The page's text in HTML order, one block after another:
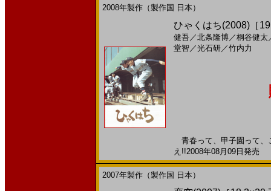
2008年製作（製作国 日本）
ひゃくはち(2008)［
健吾／北条隆博／桐谷健太
堂智／光石研／竹内力
青春って、甲子園って、
え!!2008年08月09日発売
2007年製作（製作国 日本）